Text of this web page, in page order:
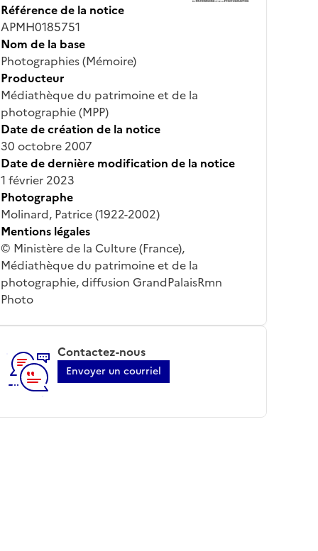
Référence de la notice
APMH0185751
Nom de la base
Photographies (Mémoire)
Producteur
Médiathèque du patrimoine et de la
photographie (MPP)
Date de création de la notice
30 octobre 2007
Date de dernière modification de la notice
1 février 2023
Photographe
Molinard, Patrice (1922-2002)
Mentions légales
© Ministère de la Culture (France),
Médiathèque du patrimoine et de la
photographie, diffusion GrandPalaisRmn
Photo
Contactez-nous
Envoyer un courriel